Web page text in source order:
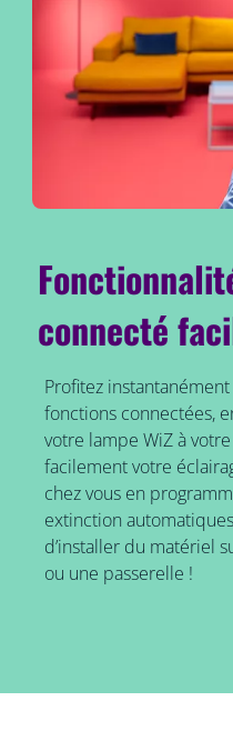
connecté
Profitez
fonctions connectées,
votre lampe WiZ à
facilement votre
chez vous en
extinction
d’installer du matériel
ou une passerelle !